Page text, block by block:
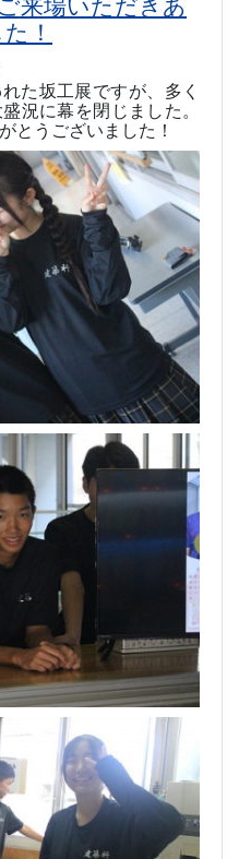
来場いただきあ
！
た坂工展ですが、多く
況に幕を閉じました。
とうございました！